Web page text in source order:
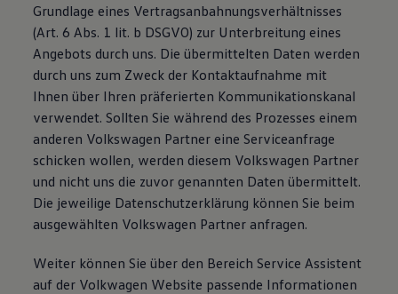
Grundlage eines Vertragsanbahnungsverhältnisses
(Art. 6 Abs. 1 lit. b DSGVO) zur Unterbreitung eines
Angebots durch uns. Die übermittelten Daten werden
durch uns zum Zweck der Kontaktaufnahme mit
Ihnen über Ihren präferierten Kommunikationskanal
verwendet. Sollten Sie während des Prozesses einem
anderen Volkswagen Partner eine Serviceanfrage
schicken wollen, werden diesem Volkswagen Partner
und nicht uns die zuvor genannten Daten übermittelt.
Die jeweilige Datenschutzerklärung können Sie beim
ausgewählten Volkswagen Partner anfragen.
Weiter können Sie über den Bereich Service Assistent
auf der Volkwagen Website passende Informationen